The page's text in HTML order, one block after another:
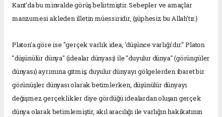
Kant’da bu minvalde görüş belirtmiştir. Sebepler ve amaçlar
manzumesi akleden illetin müessiridir, (şüphesiz bu Allah'tır.)
Platon'a göre ise "gerçek varlık idea, 'düşünce varlığı'dır." Platon
"düşünülür dünya" (idealar dünyası) ile "duyulur dünya" (görüngüler
dünyası) ayrımına gitmiş; duyulur dünyayı gölgelerden ibaret bir
görünüşler dünyası olarak betimlerken, düşünülür dünyayı
değişmez gerçeklikler diye gördüğü idealardan oluşan gerçek
dünya olarak betimlemiştir, akıl aracılığı ile varlığın hakikatının